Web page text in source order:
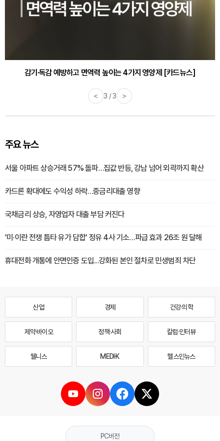
감기·독감 예방하고 면역력 높이는 4가지 영양제 [카드뉴스]
< 3 / 3 >
주요 뉴스
서울 아파트 상승거래 57% 돌파…집값 반등, 강남 넘어 외곽까지 확산
카드론 확대에도 수익성 하락…중금리대출 영향
국채금리 상승, 자영업자 대출 부담 커진다
'미·이란 전쟁 틈타 유가 담합' 정유 4사 기소…파급 효과 26조 원 달해
휴대전화 개통에 안면인증 도입...강화된 본인 절차로 민생범죄 차단
산업 경제 건강·의학
제약·바이오 정책·사회 칼럼·인터뷰
웰니스 MEDI·K 헬스인뉴스
PC버전